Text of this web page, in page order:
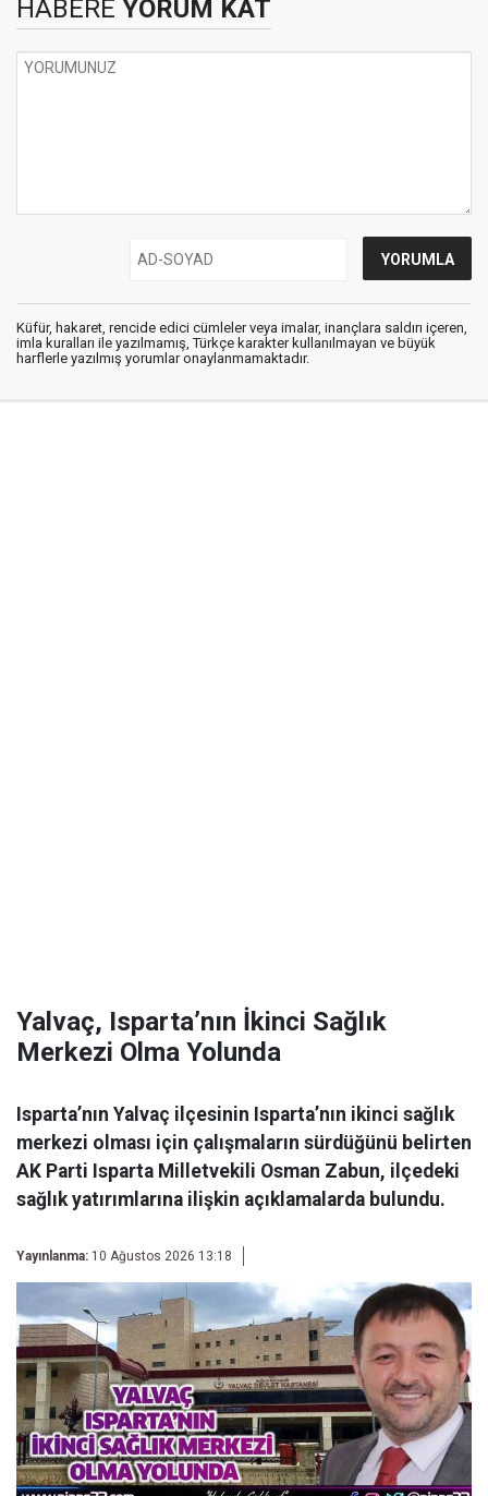
HABERE YORUM KAT
Küfür, hakaret, rencide edici cümleler veya imalar, inançlara saldırı içeren,
imla kuralları ile yazılmamış, Türkçe karakter kullanılmayan ve büyük
harflerle yazılmış yorumlar onaylanmamaktadır.
Yalvaç, Isparta’nın İkinci Sağlık
Merkezi Olma Yolunda
Isparta’nın Yalvaç ilçesinin Isparta’nın ikinci sağlık
merkezi olması için çalışmaların sürdüğünü belirten
AK Parti Isparta Milletvekili Osman Zabun, ilçedeki
sağlık yatırımlarına ilişkin açıklamalarda bulundu.
Yayınlanma: 10 Ağustos 2026 13:18